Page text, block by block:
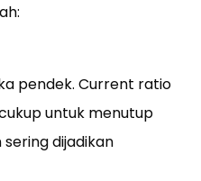
pendek. Current ratio
untuk menutup
dijadikan